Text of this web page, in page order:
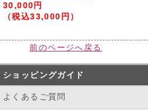
30,000円
（税込33,000円）
前のページへ戻る
ショッピングガイド
よくあるご質問